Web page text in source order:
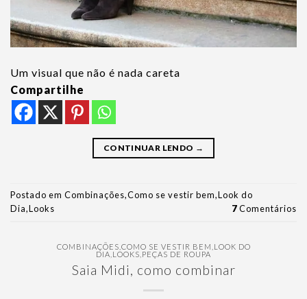
Um visual que não é nada careta
Compartilhe
CONTINUAR LENDO →
Postado em Combinações,Como se vestir bem,Look do
Dia,Looks 7Comentários
COMBINAÇÕES COMO SE VESTIR BEM LOOK DO
DIA LOOKS PEÇAS DE ROUPA
Saia Midi, como combinar